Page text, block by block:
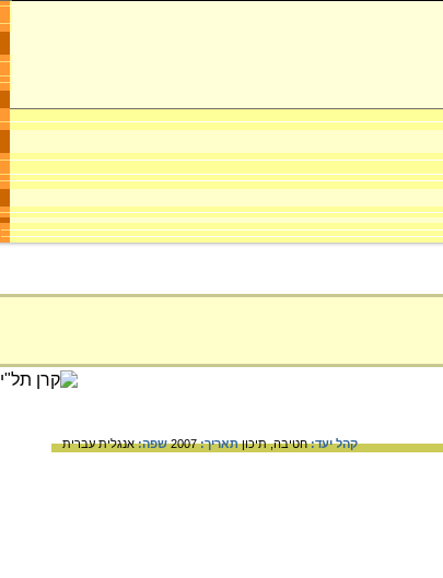
קהל יעד:חטיבה,תיכוןתאריך:2007 שפה:אנגלית עברית